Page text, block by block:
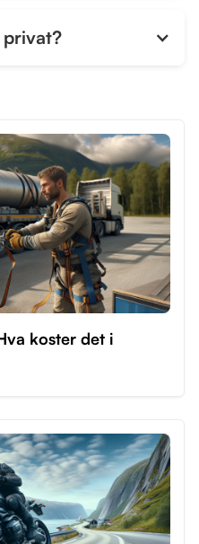
privat?
men det er noen
du ha gjennomført
når du er 16.
må være over 25 år
B i minst fem år.
kostnadseffektivt og
at både du og den
trygt. Det anbefales å
for å få en
privat kjøring.
koster det i